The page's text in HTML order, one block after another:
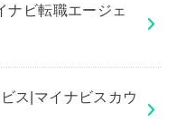
ナビ転職エージェ
ス|マイナビスカウ